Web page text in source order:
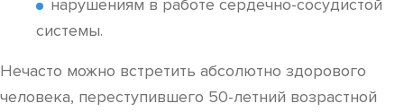
нарушениям в работе сердечно-сосудистой
системы.
Нечасто можно встретить абсолютно здорового
человека, переступившего 50-летний возрастной